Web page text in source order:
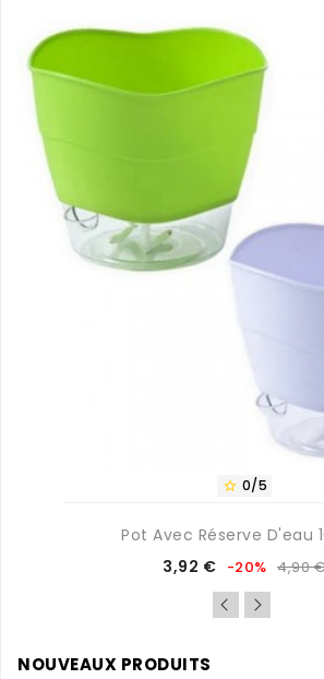
 0/5
Pot Avec Réserve D'eau
Prix
3,92 € Prix
de
base
-20% 4,90
NOUVEAUX PRODUITS